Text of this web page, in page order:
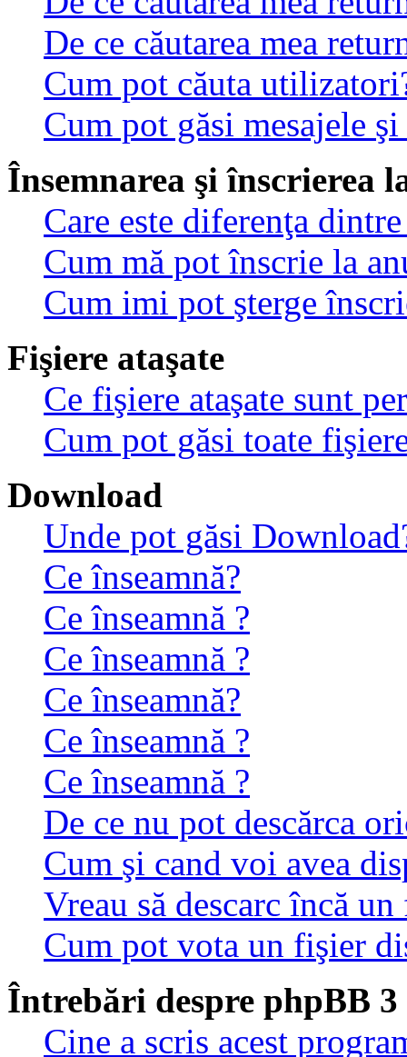
De ce căutarea mea
Cum pot căuta
Cum pot găsi mesajele
Însemnarea şi înscrierea
Care este diferenţa
Cum mă pot înscrie la
Cum imi pot şterge
Fişiere ataşate
Ce fişiere ataşate sunt
Cum pot găsi toate
Download
Unde pot găsi
Ce înseamnă?
Ce înseamnă ?
Ce înseamnă ?
Ce înseamnă?
Ce înseamnă ?
Ce înseamnă ?
De ce nu pot descărca
Cum şi cand voi avea
Vreau să descarc încă
Cum pot vota un fişier
Întrebări despre phpBB 3
Cine a scris acest